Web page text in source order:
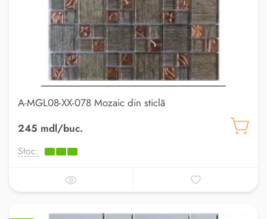
A-MGL08-XX-078 Mozaic din sticlă
245 mdl/buc.
Stoc: